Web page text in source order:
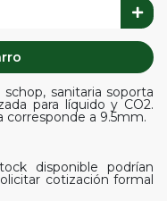
sanitaria soporta
para líquido y CO2.
corresponde a 9.5mm.
disponible podrían
cotización formal